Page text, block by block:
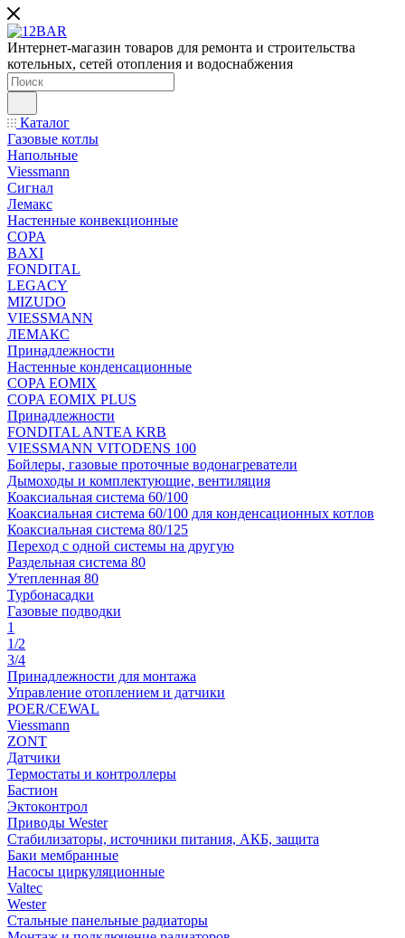
Интернет-магазин товаров для ремонта и строительства
котельных, сетей отопления и водоснабжения
Каталог
Газовые котлы
Напольные
Viessmann
Сигнал
Лемакс
Настенные конвекционные
COPA
BAXI
FONDITAL
LEGACY
MIZUDO
VIESSMANN
ЛЕМАКС
Принадлежности
Настенные конденсационные
COPA EOMIX
COPA EOMIX PLUS
Принадлежности
FONDITAL ANTEA KRB
VIESSMANN VITODENS 100
Бойлеры, газовые проточные водонагреватели
Дымоходы и комплектующие, вентиляция
Коаксиальная система 60/100
Коаксиальная система 60/100 для конденсационных котлов
Коаксиальная система 80/125
Переход с одной системы на другую
Раздельная система 80
Утепленная 80
Турбонасадки
Газовые подводки
1
1/2
3/4
Принадлежности для монтажа
Управление отоплением и датчики
POER/CEWAL
Viessmann
ZONT
Датчики
Термостаты и контроллеры
Бастион
Эктоконтрол
Приводы Wester
Стабилизаторы, источники питания, АКБ, защита
Баки мембранные
Насосы циркуляционные
Valtec
Wester
Стальные панельные радиаторы